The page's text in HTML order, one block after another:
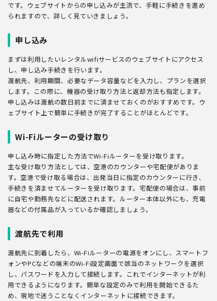
です。ウェブサイトからの申し込みが主流で、手軽に手続きを進め
られますので、詳しく見ていきましょう。
申し込み
まずは利用したいレンタルwifiサービスのウェブサイトにアクセス
し、申し込み手続きを行います。
渡航先、利用期間、必要なデータ容量などを入力し、プランを選択
します。この際に、機器の受け取り方法と返却方法も指定します。
申し込みは渡航の数日前までに済ませておくのがおすすめです。ウ
ェブサイト上で簡単に手続きが完了することがほとんどです。
Wi-Fiルーターの受け取り
申し込み時に指定した方法でWi-Fiルーターを受け取ります。
主な受け取り方法としては、空港のカウンターや宅配便がありま
す。空港で受け取る場合は、出発当日に指定のカウンターに行き、
手続きを済ませてルーターを受け取ります。宅配便の場合は、事前
に自宅や勤務先などに配送されます。ルーター本体以外にも、充電
器などの付属品が入っているか確認しましょう。
渡航先で利用
渡航先に到着したら、Wi-Fiルーターの電源をオンにし、スマートフ
ォンやPCなどの端末のWi-Fi設定画面で該当のネットワークを選択
し、パスワードを入力して接続します。これでインターネットが利
用できるようになります。簡単な設定のみで利用を開始できるた
め、現地で迷うことなくインターネットに接続できます。